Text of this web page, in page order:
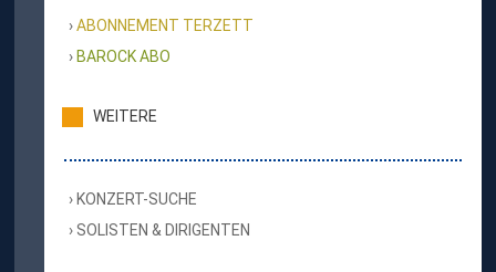
ABONNEMENT TERZETT
BAROCK ABO
WEITERE
KONZERT-SUCHE
SOLISTEN & DIRIGENTEN